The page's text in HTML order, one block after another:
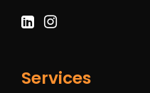
Services